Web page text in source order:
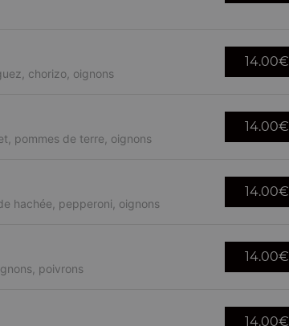
chorizo, oignons
14.00€
pommes de terre, oignons
14.00€
hachée, pepperoni, oignons
14.00€
poivrons
14.00€
14.00€